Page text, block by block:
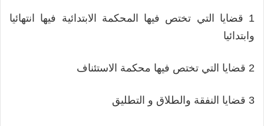
1 قضايا التي تختص فيها المحكمة الابتدائية فيها انتهائيا
وابتدائيا
2 قضايا التي تختص فيها محكمة الاستئناف
3 قضايا النفقة والطلاق و التطليق